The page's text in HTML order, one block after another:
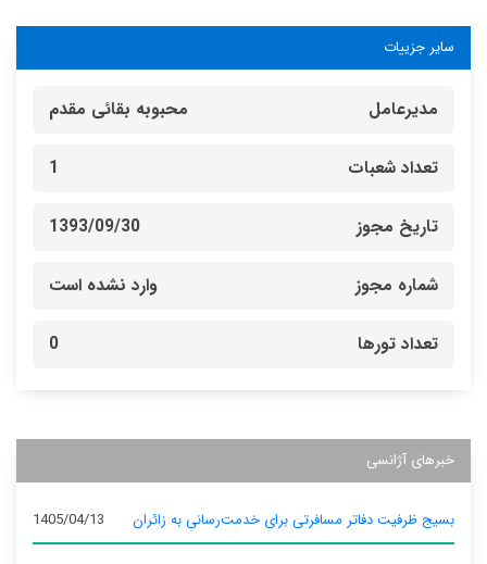
سایر جزییات
مدیرعامل محبوبه بقائی مقدم
تعداد شعبات 1
تاریخ مجوز 1393/09/30
شماره مجوز وارد نشده است
تعداد تورها 0
خبرهای آژانسی
بسیج ظرفیت دفاتر مسافرتی برای خدمت‌رسانی به زائران 1405/04/13